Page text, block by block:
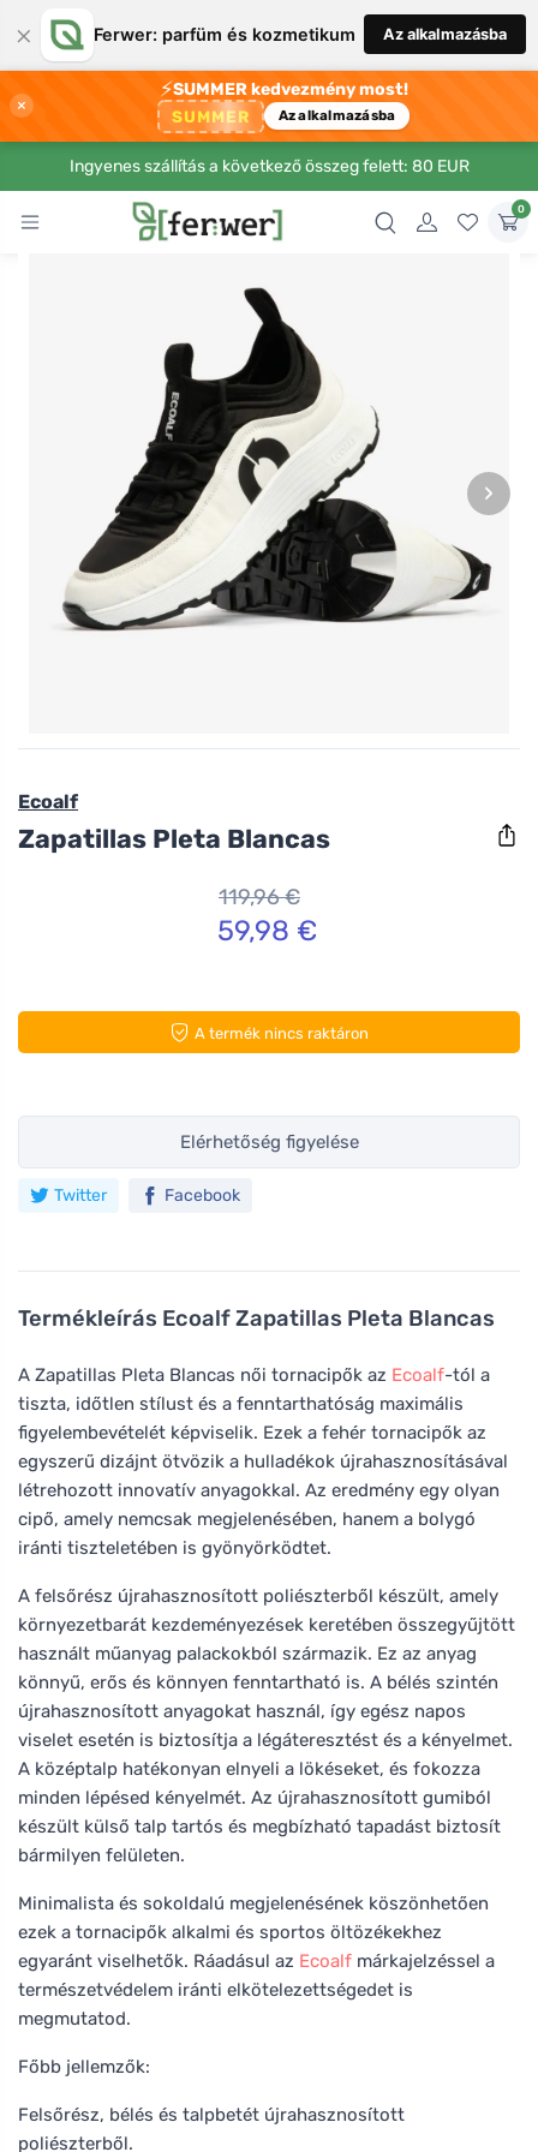
× Ferwer: parfüm és kozmetikum Az alkalmazásba
×
⚡SUMMER kedvezmény most!
SUMMER Az alkalmazásba
Ingyenes szállítás a következő összeg felett: 80 EUR
0
›
Termékleírás Ecoalf Zapatillas Pleta Blancas
A Zapatillas Pleta Blancas női tornacipők az Ecoalf-tól a
tiszta, időtlen stílust és a fenntarthatóság maximális
figyelembevételét képviselik. Ezek a fehér tornacipők az
egyszerű dizájnt ötvözik a hulladékok újrahasznosításával
létrehozott innovatív anyagokkal. Az eredmény egy olyan
cipő, amely nemcsak megjelenésében, hanem a bolygó
iránti tiszteletében is gyönyörködtet.
A felsőrész újrahasznosított poliészterből készült, amely
környezetbarát kezdeményezések keretében összegyűjtött
használt műanyag palackokból származik. Ez az anyag
könnyű, erős és könnyen fenntartható is. A bélés szintén
újrahasznosított anyagokat használ, így egész napos
viselet esetén is biztosítja a légáteresztést és a kényelmet.
A középtalp hatékonyan elnyeli a lökéseket, és fokozza
minden lépésed kényelmét. Az újrahasznosított gumiból
készült külső talp tartós és megbízható tapadást biztosít
bármilyen felületen.
Minimalista és sokoldalú megjelenésének köszönhetően
ezek a tornacipők alkalmi és sportos öltözékekhez
egyaránt viselhetők. Ráadásul az Ecoalf márkajelzéssel a
természetvédelem iránti elkötelezettségedet is
megmutatod.
Főbb jellemzők:
Felsőrész, bélés és talpbetét újrahasznosított
poliészterből.
Ecoalf
Zapatillas Pleta Blancas
119,96 €
59,98 €
A termék nincs raktáron
Elérhetőség figyelése
Twitter Facebook